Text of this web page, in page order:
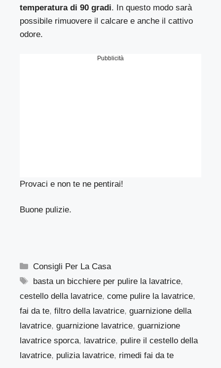
temperatura di 90 gradi. In questo modo sarà
possibile rimuovere il calcare e anche il cattivo
odore.
Pubblicità
Provaci e non te ne pentirai!
Buone pulizie.
Categorie
Consigli Per La Casa
Tag
basta un bicchiere per pulire la lavatrice,
cestello della lavatrice, come pulire la lavatrice,
fai da te, filtro della lavatrice, guarnizione della
lavatrice, guarnizione lavatrice, guarnizione
lavatrice sporca, lavatrice, pulire il cestello della
lavatrice, pulizia lavatrice, rimedi fai da te